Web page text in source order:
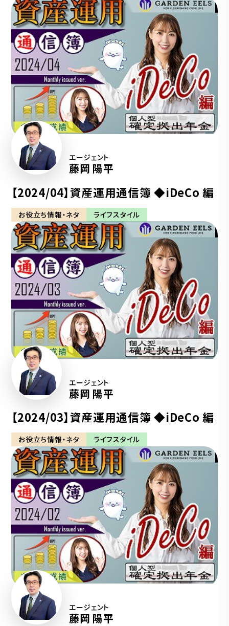
エージェント
藤岡 陽平
【2024/04】資産運用通信簿 ◆iDeCo 編
お役立ち情報・ネタ ライフスタイル
エージェント
藤岡 陽平
【2024/03】資産運用通信簿 ◆iDeCo 編
お役立ち情報・ネタ ライフスタイル
エージェント
藤岡 陽平